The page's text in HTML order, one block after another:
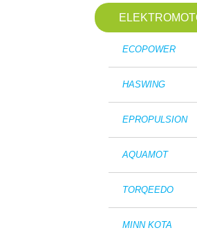
ECOPOWER
HASWING
EPROPULSION
AQUAMOT
TORQEEDO
MINN KOTA